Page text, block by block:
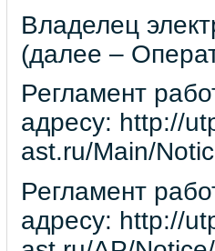
Владелец
(далее –
Регламент
адресу: http://
ast.ru/Main/
Регламент
адресу: http://